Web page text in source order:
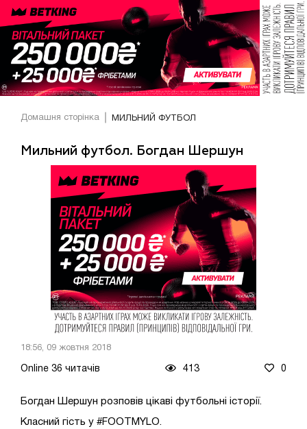
Домашня сторінка МИЛЬНИЙ ФУТБОЛ
Мильний футбол. Богдан Шершун
18:56, 09 жовтня 2018
Online 36 читачів 413 0
Богдан Шершун розповів цікаві футбольні історії.
Класний гість у #FOOTMYLO.